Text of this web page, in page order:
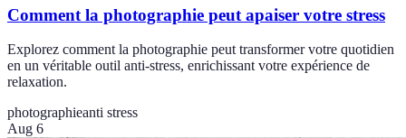
Comment la photographie peut apaiser votre stress
Explorez comment la photographie peut transformer votre quotidien
en un véritable outil anti-stress, enrichissant votre expérience de
relaxation.
photographieanti stress
Aug 6